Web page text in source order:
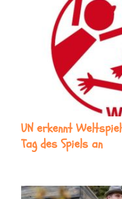
UN erkennt
Tag des Spiels an